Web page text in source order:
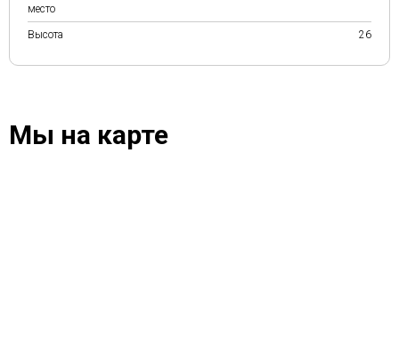
место
Высота 26
Мы на карте